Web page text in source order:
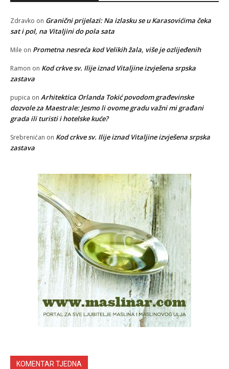
Zdravko on Granični prijelazi: Na izlasku se u Karasovićima čeka
sat i pol, na Vitaljini do pola sata
Mile on Prometna nesreća kod Velikih žala, više je ozlijeđenih
Ramon on Kod crkve sv. Ilije iznad Vitaljine izvješena srpska
zastava
pupica on Arhitektica Orlanda Tokić povodom građevinske
dozvole za Maestrale: Jesmo li ovome gradu važni mi građani
grada ili turisti i hotelske kuće?
Srebrenićan on Kod crkve sv. Ilije iznad Vitaljine izvješena srpska
zastava
KOMENTAR TJEDNA